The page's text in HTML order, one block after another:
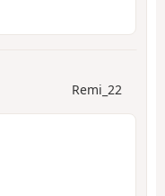
Remi_22